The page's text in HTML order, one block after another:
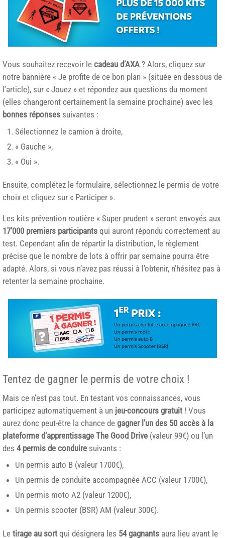
Vous souhaitez recevoir le cadeau d’AXA ? Alors, cliquez sur
notre bannière « Je profite de ce bon plan » (située en dessous de
l’article), sur « Jouez » et répondez aux questions du moment
(elles changeront certainement la semaine prochaine) avec les
bonnes réponses suivantes :
Sélectionnez le camion à droite,
« Gauche »,
« Oui ».
Ensuite, complétez le formulaire, sélectionnez le permis de votre
choix et cliquez sur « Participer ».
Les kits prévention routière « Super prudent » seront envoyés aux
17’000 premiers participants qui auront répondu correctement au
test. Cependant afin de répartir la distribution, le règlement
précise que le nombre de lots à offrir par semaine pourra être
adapté. Alors, si vous n’avez pas réussi à l’obtenir, n’hésitez pas à
retenter la semaine prochaine.
Tentez de gagner le permis de votre choix !
Mais ce n’est pas tout. En testant vos connaissances, vous
participez automatiquement à un jeu-concours gratuit ! Vous
aurez donc peut-être la chance de gagner l’un des 50 accès à la
plateforme d’apprentissage The Good Drive (valeur 99€) ou l’un
des 4 permis de conduire suivants :
Un permis auto B (valeur 1700€),
Un permis de conduite accompagnée ACC (valeur 1700€),
Un permis moto A2 (valeur 1200€),
Un permis scooter (BSR) AM (valeur 300€).
Le tirage au sort qui désignera les 54 gagnants aura lieu avant le